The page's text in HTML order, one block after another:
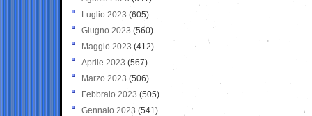
Luglio 2023 (605)
Giugno 2023 (560)
Maggio 2023 (412)
Aprile 2023 (567)
Marzo 2023 (506)
Febbraio 2023 (505)
Gennaio 2023 (541)